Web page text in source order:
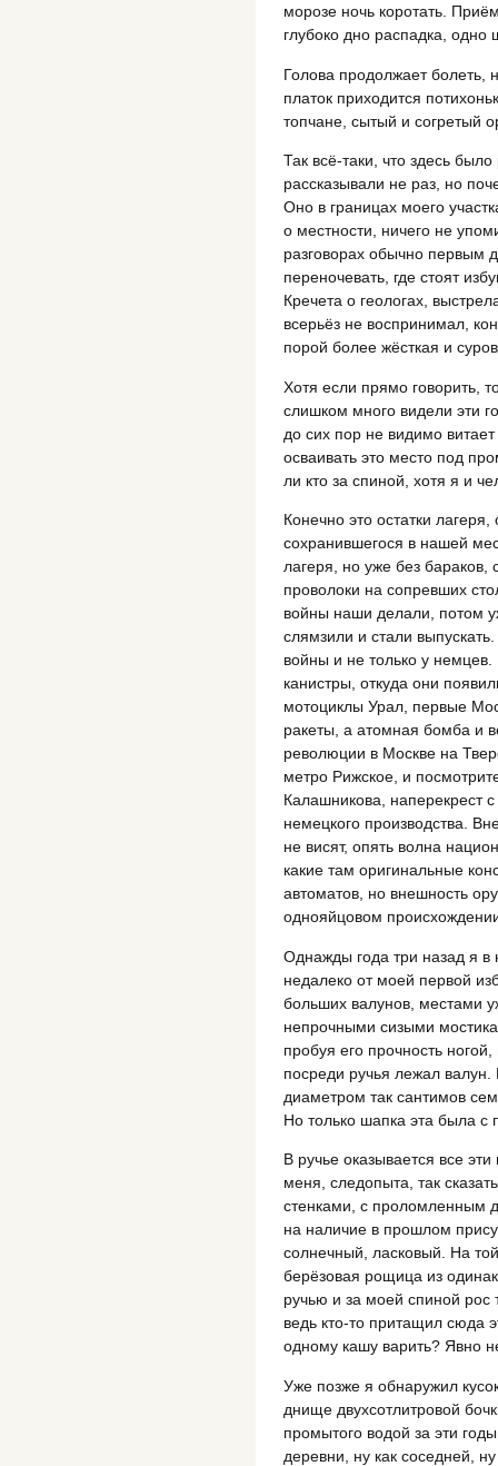
морозе ночь коротать.
глубоко дно распадка,
Голова продолжает болеть,
платок приходится
топчане, сытый и согретый
Так всё-таки, что здесь
рассказывали не раз, но
Оно в границах моего
о местности, ничего не
разговорах обычно первым
переночевать, где стоят
Кречета о геологах,
всерьёз не воспринимал,
порой более жёсткая и
Хотя если прямо говорить,
слишком много видели эти
до сих пор не видимо
осваивать это место под
ли кто за спиной, хотя я и
Конечно это остатки
сохранившегося в нашей
лагеря, но уже без
проволоки на сопревших
войны наши делали, потом
слямзили и стали
войны и не только у
канистры, откуда они
мотоциклы Урал, первые
ракеты, а атомная бомба и
революции в Москве на
метро Рижское, и
Калашникова, наперекрест
немецкого производства.
не висят, опять волна
какие там оригинальные
автоматов, но внешность
однояйцовом
Однажды года три назад я в
недалеко от моей первой
больших валунов, местами
непрочными сизыми
пробуя его прочность
посреди ручья лежал
диаметром так сантимов
Но только шапка эта была с
В ручье оказывается все
меня, следопыта, так
стенками, с проломленным
на наличие в прошлом
солнечный, ласковый. На
берёзовая рощица из
ручью и за моей спиной рос
ведь кто-то притащил сюда
одному кашу варить? Явно
Уже позже я обнаружил
днище двухсотлитровой
промытого водой за эти
деревни, ну как соседней,